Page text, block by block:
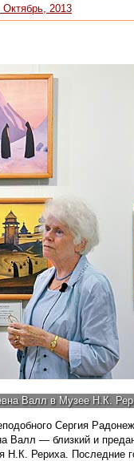
2013
Валл в Музее Н.К.
Сергия
Валл — близкий и
Н.К. Рериха. Последние